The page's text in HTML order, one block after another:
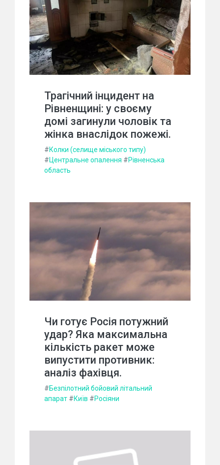
Трагічний інцидент на
Рівненщині: у своєму
домі загинули чоловік та
жінка внаслідок пожежі.
#Колки (селище міського типу)
#Центральне опалення #Рівненська
область
Чи готує Росія потужний
удар? Яка максимальна
кількість ракет може
випустити противник:
аналіз фахівця.
#Безпілотний бойовий літальний
апарат #Київ #Росіяни